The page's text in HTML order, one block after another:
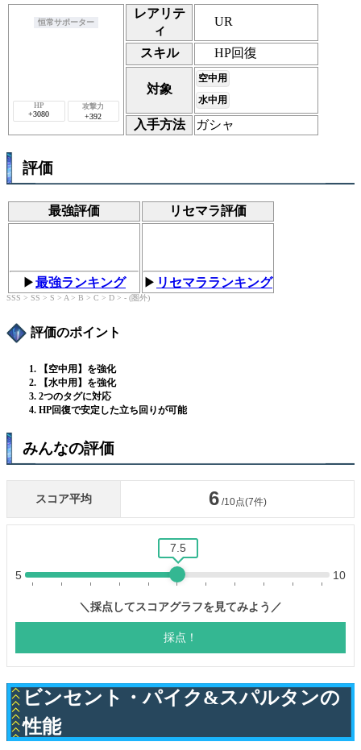
恒常サポーター
+3080 +392
レアリテ
ィ
UR
スキル HP回復
対象
空中用
水中用
入手方法 ガシャ
評価
最強評価 リセマラ評価
▶︎最強ランキング ▶︎ リセマラランキング
SSS > SS > S > A > B > C > D > - (圏外)
評価のポイント
【空中用】を強化
【水中用】を強化
2つのタグに対応
HP回復で安定した立ち回りが可能
みんなの評価
ビンセント・パイク&スパルタンの
性能